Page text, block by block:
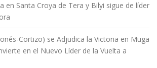
en Santa Croya de Tera y Bilyi sigue de líder
Cortizo) se Adjudica la Victoria en Muga
en el Nuevo Líder de la Vuelta a